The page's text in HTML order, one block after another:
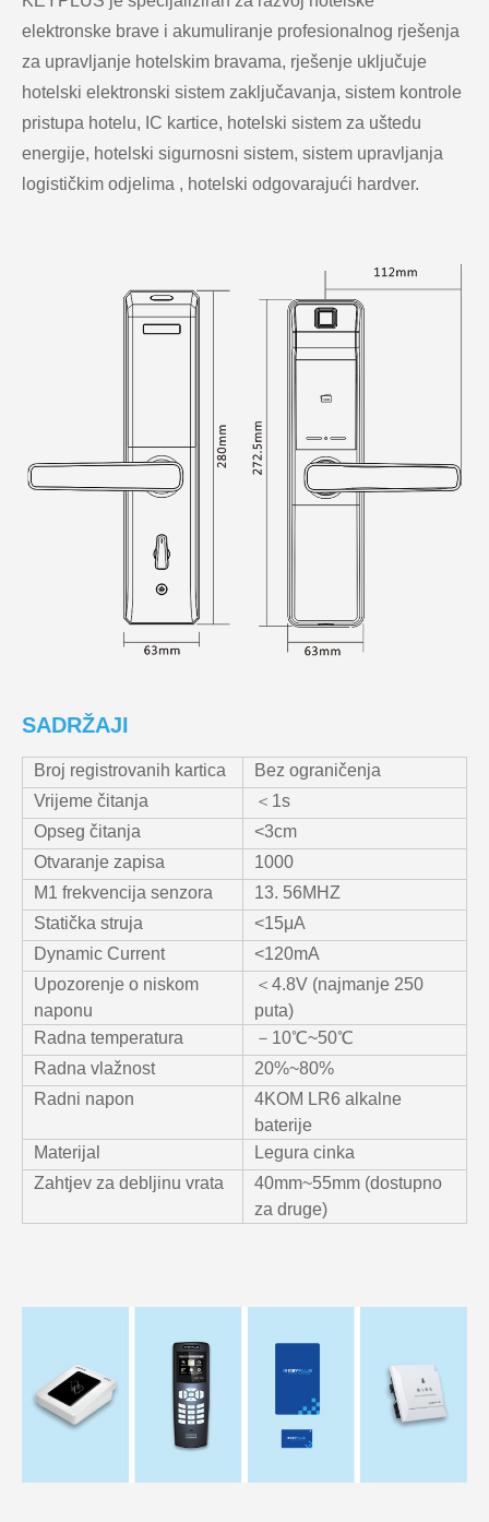
elektronske brave i akumuliranje profesionalnog rješenja
za upravljanje hotelskim bravama, rješenje uključuje
hotelski elektronski sistem zaključavanja, sistem kontrole
pristupa hotelu, IC kartice, hotelski sistem za uštedu
energije, hotelski sigurnosni sistem, sistem upravljanja
logističkim odjelima , hotelski odgovarajući hardver.
SADRŽAJI
Broj registrovanih kartica
Bez ograničenja
Vrijeme čitanja
＜1s
Opseg čitanja
<3cm
Otvaranje zapisa
1000
M1 frekvencija senzora
13. 56MHZ
Statička struja
<15μA
Dynamic Current
<120mA
Upozorenje o niskom
naponu
＜4.8V (najmanje 250
puta)
Radna temperatura
－10℃~50℃
Radna vlažnost
20%~80%
Radni napon
4KOM LR6 alkalne
baterije
Materijal
Legura cinka
Zahtjev za debljinu vrata
40mm~55mm (dostupno
za druge)